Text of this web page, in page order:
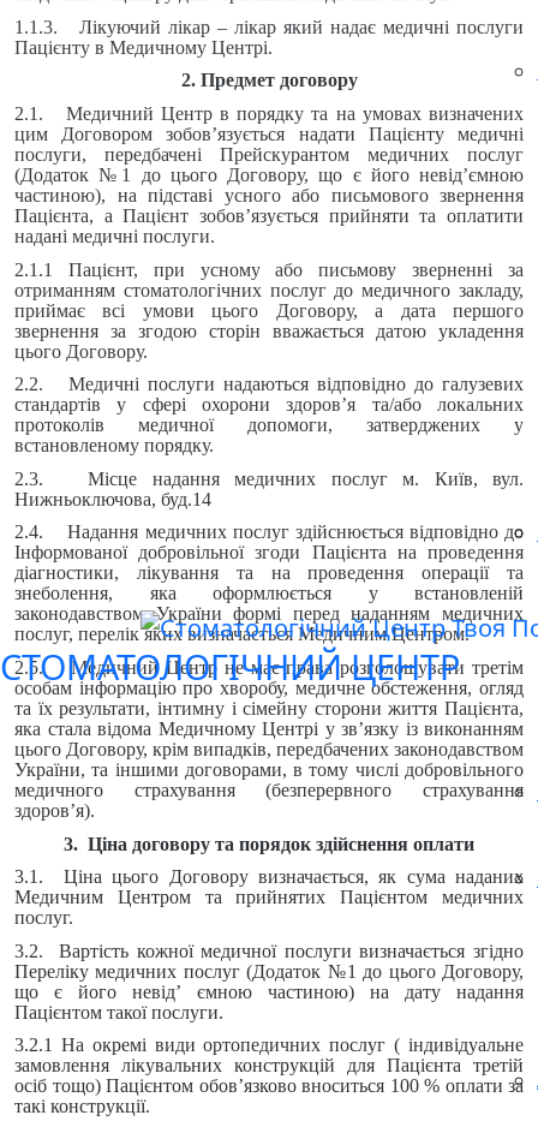
СТОМАТОЛОГІЧНИЙ ЦЕНТР
1.1.3. Лікуючий лікар – лікар який надає медичні послуги
Пацієнту в Медичному Центрі.
2. Предмет договору
2.1. Медичний Центр в порядку та на умовах визначених
цим Договором зобов’язується надати Пацієнту медичні
послуги, передбачені Прейскурантом медичних послуг
(Додаток №1 до цього Договору, що є його невід’ємною
частиною), на підставі усного або письмового звернення
Пацієнта, а Пацієнт зобов’язується прийняти та оплатити
надані медичні послуги.
2.1.1 Пацієнт, при усному або письмову зверненні за
отриманням стоматологічних послуг до медичного закладу,
приймає всі умови цього Договору, а дата першого
звернення за згодою сторін вважається датою укладення
цього Договору.
2.2. Медичні послуги надаються відповідно до галузевих
стандартів у сфері охорони здоров’я та/або локальних
протоколів медичної допомоги, затверджених у
встановленому порядку.
2.3. Місце надання медичних послуг м. Київ, вул.
Нижньоключова, буд.14
2.4. Надання медичних послуг здійснюється відповідно до
Інформованої добровільної згоди Пацієнта на проведення
діагностики, лікування та на проведення операції та
знеболення, яка оформлюється у встановленій
законодавством України формі перед наданням медичних
послуг, перелік яких визначається Медичним Центром.
2.5. Медичний Центр не має права розголошувати третім
особам інформацію про хворобу, медичне обстеження, огляд
та їх результати, інтимну і сімейну сторони життя Пацієнта,
яка стала відома Медичному Центрі у зв’язку із виконанням
цього Договору, крім випадків, передбачених законодавством
України, та іншими договорами, в тому числі добровільного
медичного страхування (безперервного страхування
здоров’я).
3. Ціна договору та порядок здійснення оплати
3.1. Ціна цього Договору визначається, як сума наданих
Медичним Центром та прийнятих Пацієнтом медичних
послуг.
3.2. Вартість кожної медичної послуги визначається згідно
Переліку медичних послуг (Додаток №1 до цього Договору,
що є його невід’ ємною частиною) на дату надання
Пацієнтом такої послуги.
3.2.1 На окремі види ортопедичних послуг ( індивідуальне
замовлення лікувальних конструкцій для Пацієнта третій
осіб тощо) Пацієнтом обов’язково вноситься 100 % оплати за
такі конструкції.